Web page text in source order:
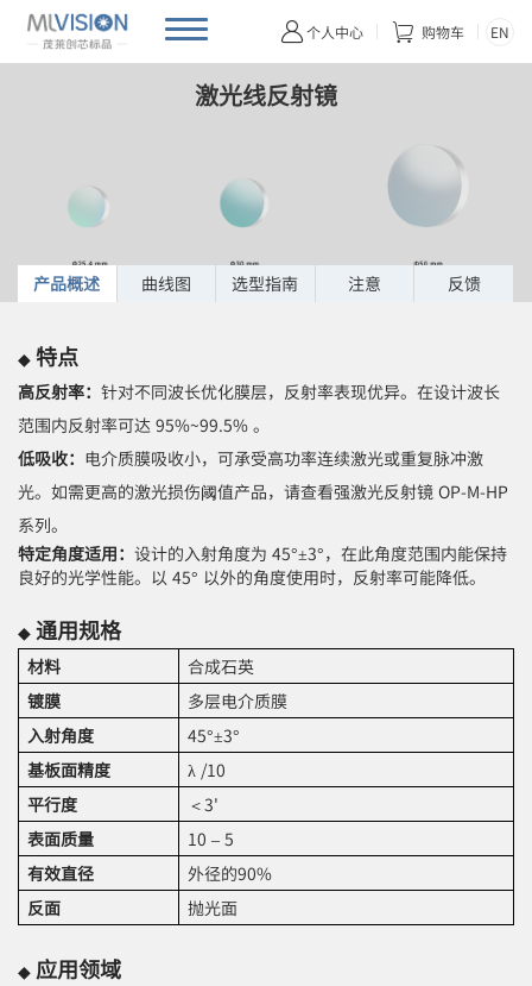
个人中心  购物车 EN
首页 产品首页 光学件 反射镜 激光线反射镜
激光线反射镜
产品概述 曲线图 选型指南 注意 反馈
◆ 特点
高反射率： 针对不同波长优化膜层，反射率表现优异。在设计波长
范围内反射率可达 95%~99.5% 。
低吸收： 电介质膜吸收小，可承受高功率连续激光或重复脉冲激
光。如需更高的激光损伤阈值产品，请查看强激光反射镜 OP-M-HP
系列。
特定角度适用： 设计的入射角度为 45°±3°，在此角度范围内能保持
良好的光学性能。以 45° 以外的角度使用时，反射率可能降低。
◆ 通用规格
材料
合成石英
镀膜
多层电介质膜
入射角度
45°±3°
基板面精度
λ /10
平行度
＜3'
表面质量
10 – 5
有效直径
外径的90%
反面
抛光面
◆ 应用领域